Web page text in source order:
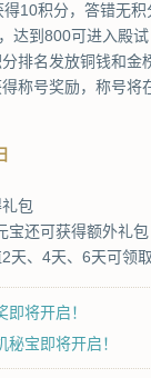
10积分，答错无积
达到800可进入殿试
排名发放铜钱和金
称号奖励，称号将
包
宝还可获得额外礼包
天、4天、6天可领
即将开启！
宝即将开启！